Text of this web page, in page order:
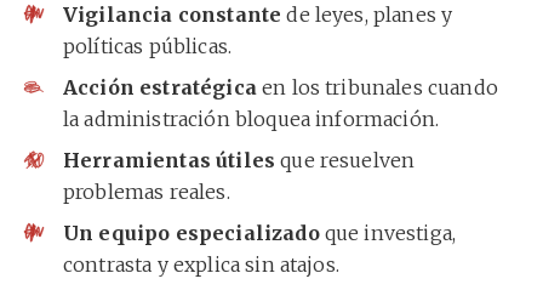
Vigilancia constante de leyes, planes y
políticas públicas.
Acción estratégicaen los tribunales cuando
la administración bloquea información.
Herramientas útiles que resuelven
problemas reales.
Un equipo especializadoque investiga,
contrasta y explica sin atajos.